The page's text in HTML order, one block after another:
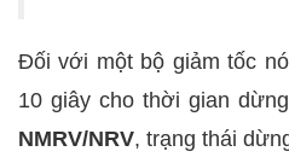
Đối với một bộ giảm tốc
10 giây cho thời gian
NMRV/NRV, trạng thái